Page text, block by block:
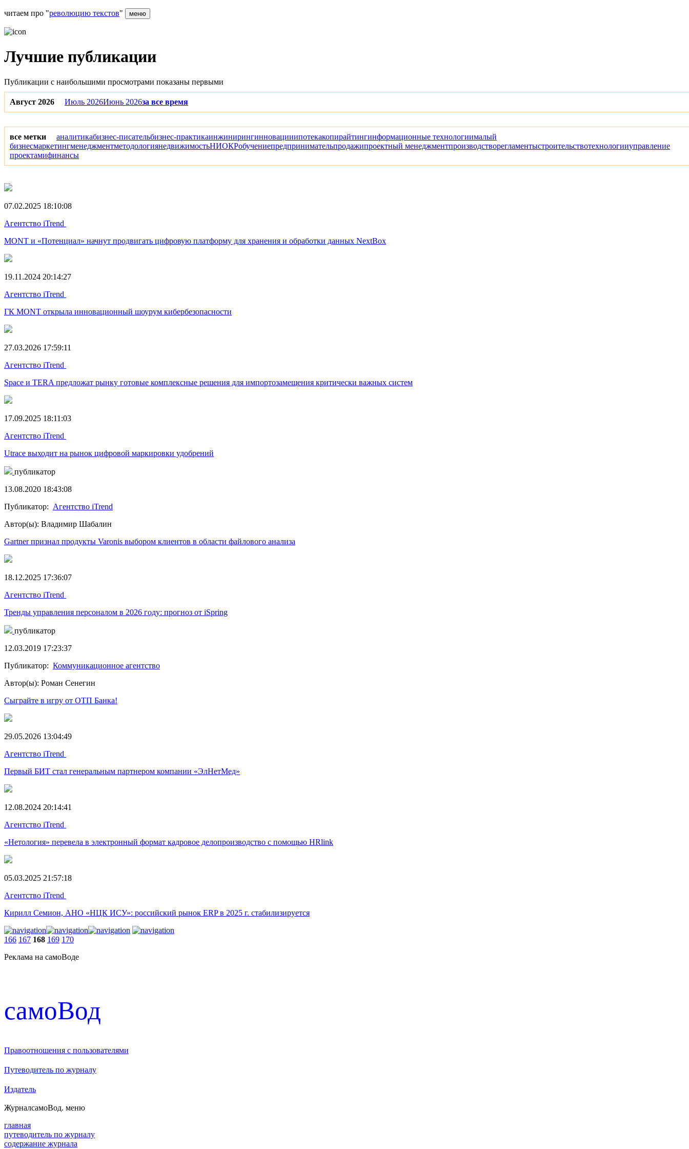
читаем про "революцию текстов" меню
Лучшие публикации
Публикации с наибольшими просмотрами показаны первыми
Август 2026 Июль 2026Июнь 2026за все время
все метки аналитикабизнес-писательбизнес-практикаинжинирингинновацииипотекакопирайтингинформационные технологиималый
бизнесмаркетингменеджментметодологиянедвижимостьНИОКРобучениепредпринимательпродажипроектный менеджментпроизводстворегламентыстроительствотехнологииуправление
проектамифинансы
07.02.2025 18:10:08
Агентство iTrend
MONT и «Потенциал» начнут продвигать цифровую платформу для хранения и обработки данных NextBox
19.11.2024 20:14:27
Агентство iTrend
ГК MONT открыла инновационный шоурум кибербезопасности
27.03.2026 17:59:11
Агентство iTrend
Space и TERA предложат рынку готовые комплексные решения для импортозамещения критически важных систем
17.09.2025 18:11:03
Агентство iTrend
Utrace выходит на рынок цифровой маркировки удобрений
публикатор
13.08.2020 18:43:08
Публикатор: Агентство iTrend
Автор(ы): Владимир Шабалин
Gartner признал продукты Varonis выбором клиентов в области файлового анализа
18.12.2025 17:36:07
Агентство iTrend
Тренды управления персоналом в 2026 году: прогноз от iSpring
публикатор
12.03.2019 17:23:37
Публикатор: Коммуникационное агентство
Автор(ы): Роман Сенегин
Сыграйте в игру от ОТП Банка!
29.05.2026 13:04:49
Агентство iTrend
Первый БИТ стал генеральным партнером компании «ЭлНетМед»
12.08.2024 20:14:41
Агентство iTrend
«Нетология» перевела в электронный формат кадровое делопроизводство с помощью HRlink
05.03.2025 21:57:18
Агентство iTrend
Кирилл Семион, АНО «НЦК ИСУ»: российский рынок ERP в 2025 г. стабилизируется
166 167 168 169 170
Реклама на самоВоде
cамоВод
Правоотношения с пользователями
Путеводитель по журналу
Издатель
ЖурналсамоВод. меню
главная
путеводитель по журналу
содержание журнала